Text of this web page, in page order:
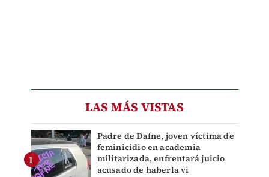
LAS MÁS VISTAS
Padre de Dafne, joven víctima de
feminicidio en academia
militarizada, enfrentará juicio
acusado de haberla vi